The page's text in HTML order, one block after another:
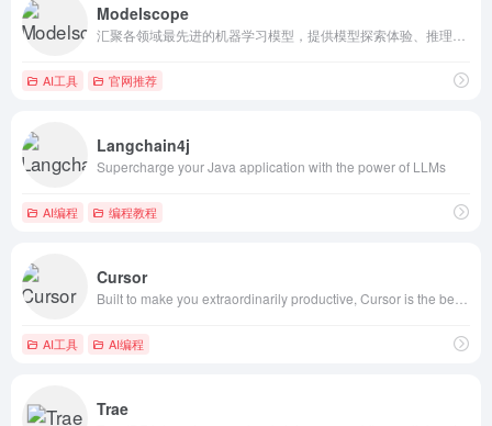
Modelscope
AI工具 官网推荐
Langchain4j
Supercharge your Java application with the power of LLMs
AI编程 编程教程
Cursor
AI工具 AI编程
Trae